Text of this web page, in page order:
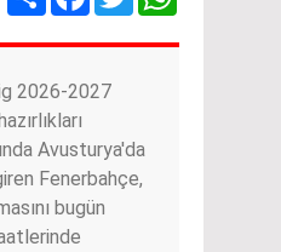
2026-2027
Avusturya'da
Fenerbahçe,
bugün